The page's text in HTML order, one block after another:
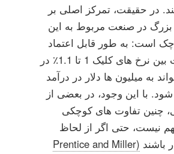
در حقیقت، تمرکز اصلی بر
در صنعت مربوط به این
است: به طور قابل اعتماد
تشخیص تفاوت بین نرخ های کلیک 1 تا 1.1٪ در
به میلیون ها دلار در درآمد
با این وجود، در بعضی از
چنین تفاوت های کوچکی
نیست، حتی اگر از لحاظ
باشند (Prentice and Miller